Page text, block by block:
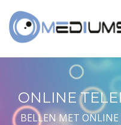
ONLINE
BELLEN MET ONLINE